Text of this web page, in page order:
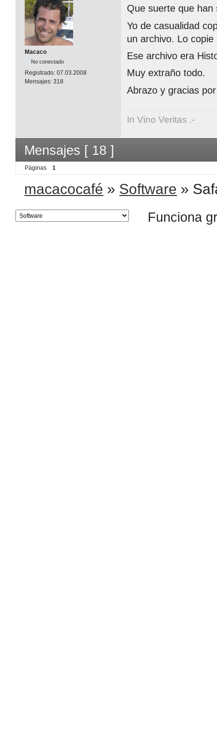
Macaco
No conectado
Registrado: 07.03.2008
Mensajes: 318
Que suerte que han
Yo de casualidad
un archivo. Lo
Ese archivo era
Muy extraño todo.
Abrazo y gracias
In Vino Veritas .-
Mensajes [ 18 ]
Páginas 1
macacocafé » Software »
Funciona